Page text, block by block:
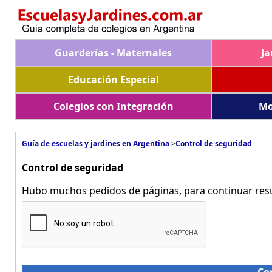
Guarderías - Maternales
Educación Especial
Colegios con Integración
Guía de escuelas y jardines en Argentina>Control de seguridad
Control de seguridad
Hubo muchos pedidos de páginas, para continuar